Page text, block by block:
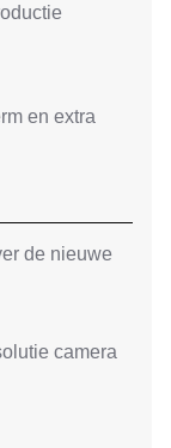
en extra
de nieuwe
camera